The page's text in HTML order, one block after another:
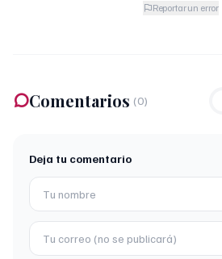
Reportar un error
Comentarios (0)
Deja tu comentario